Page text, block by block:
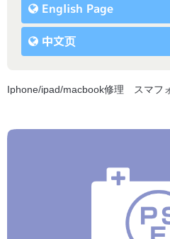
English Page
中文页
Iphone/ipad/macbook修理 スマフ